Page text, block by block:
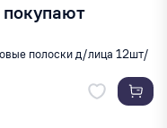
полоски д/лица 12шт/